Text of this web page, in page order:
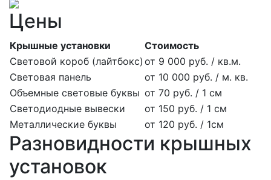
Цены
Крышные установки
Стоимость
Световой короб (лайтбокс) от 9 000 руб. / кв.м.
Световая панель
от 10 000 руб. / м. кв.
Объемные световые буквы от 70 руб. / 1 см
Светодиодные вывески
от 150 руб. / 1 см
Металлические буквы
от 120 руб. / 1см
Разновидности крышных
установок